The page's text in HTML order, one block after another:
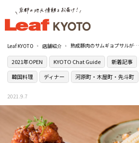
Leaf KYOTO 店舗紹介 熟成豚肉のサムギョプサルが名物の［韓잔［hanjan］］で味わう最新韓流グルメ
2021年OPEN KYOTO Chat Guide 新着記事
韓国料理
ディナー 河原町・木屋町・先斗町
2021.9.7